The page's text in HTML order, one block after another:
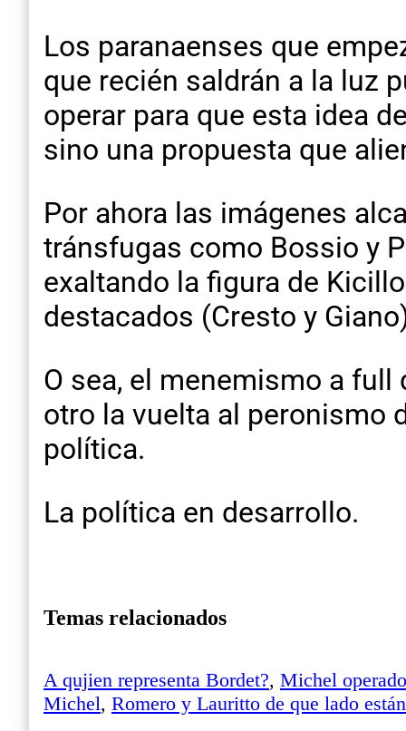
Los paranaenses que
que recién saldrán a la luz
operar para que esta idea
sino una propuesta que
Por ahora las imágenes
tránsfugas como Bossio y
exaltando la figura de
destacados (Cresto y
O sea, el menemismo a
otro la vuelta al peronismo
política.
La política en desarrollo.
Temas relacionados
A qujien representa Bordet?, Michel
Michel, Romero y Lauritto de que lado están